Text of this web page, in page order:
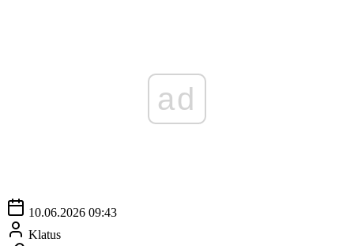
ad
10.06.2026 09:43
Klatus